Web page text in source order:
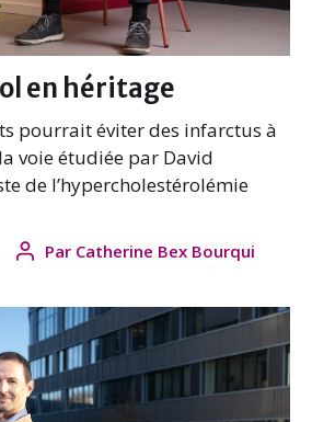
en héritage
pourrait éviter des infarctus à
la voie étudiée par David
de l’hypercholestérolémie
Par Catherine Bex Bourqui